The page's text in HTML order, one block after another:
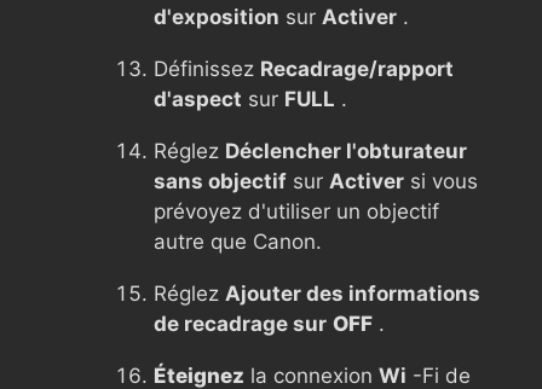
d'exposition sur Activer .
Définissez Recadrage/rapport
d'aspect sur FULL .
Réglez Déclencher l'obturateur
sans objectif sur Activer si vous
prévoyez d'utiliser un objectif
autre que Canon.
Réglez Ajouter des informations
de recadrage sur OFF .
Éteignez la connexion Wi -Fi de